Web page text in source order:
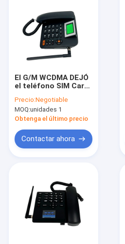
Productos
Sobre nosotros
El G/M WCDMA DEJÓ
el teléfono SIM Card
horizonte de FWP 4G
Precio:Negotiable
MOQ:unidades 1
Obtenga el último precio
Contactar ahora